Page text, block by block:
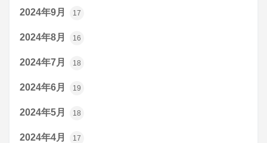
2024年9月 17
2024年8月 16
2024年7月 18
2024年6月 19
2024年5月 18
2024年4月 17